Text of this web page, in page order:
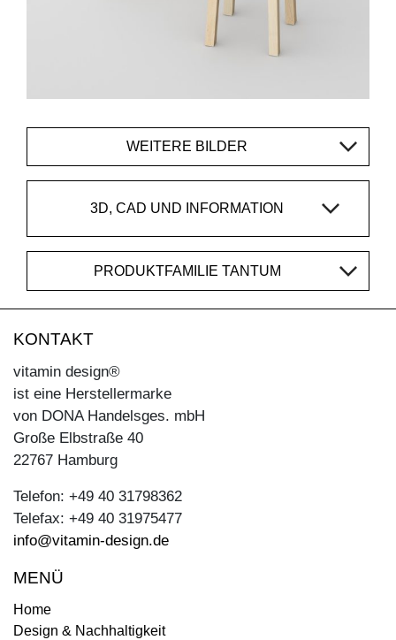
WEITERE BILDER
3D, CAD UND INFORMATION
PRODUKTFAMILIE TANTUM
KONTAKT
vitamin design®
ist eine Herstellermarke
von DONA Handelsges. mbH
Große Elbstraße 40
22767 Hamburg
Telefon: +49 40 31798362
Telefax: +49 40 31975477
info@vitamin-design.de
MENÜ
Home
Design & Nachhaltigkeit